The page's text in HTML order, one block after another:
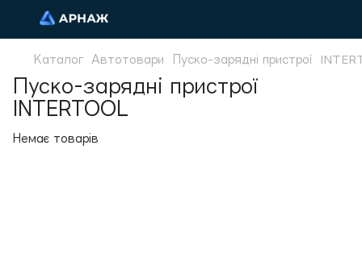
Каталог Автотовари Пуско-зарядні пристрої
Пуско-зарядні пристрої
INTERTOOL
Немає товарів